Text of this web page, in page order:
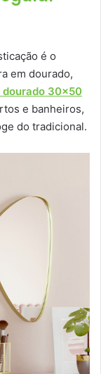
é o
em dourado,
30×50
e banheiros,
do tradicional.